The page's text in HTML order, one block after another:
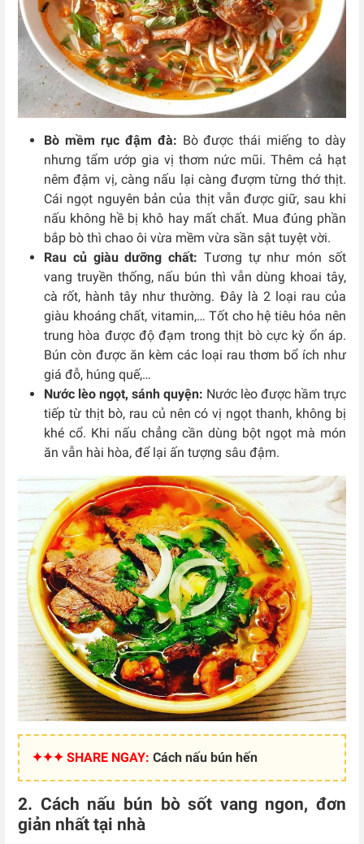
Bò mềm rục đậm đà: Bò được thái miếng to dày
nhưng tẩm ướp gia vị thơm nức mũi. Thêm cả hạt
nêm đậm vị, càng nấu lại càng đượm từng thớ thịt.
Cái ngọt nguyên bản của thịt vẫn được giữ, sau khi
nấu không hề bị khô hay mất chất. Mua đúng phần
bắp bò thì chao ôi vừa mềm vừa sần sật tuyệt vời.
Rau củ giàu dưỡng chất: Tương tự như món sốt
vang truyền thống, nấu bún thì vẫn dùng khoai tây,
cà rốt, hành tây như thường. Đây là 2 loại rau của
giàu khoáng chất, vitamin,… Tốt cho hệ tiêu hóa nên
trung hòa được độ đạm trong thịt bò cực kỳ ổn áp.
Bún còn được ăn kèm các loại rau thơm bổ ích như
giá đỗ, húng quế,…
Nước lèo ngọt, sánh quyện: Nước lèo được hầm trực
tiếp từ thịt bò, rau củ nên có vị ngọt thanh, không bị
khé cổ. Khi nấu chẳng cần dùng bột ngọt mà món
ăn vẫn hài hòa, để lại ấn tượng sâu đậm.
✦✦✦ SHARE NGAY: Cách nấu bún hến
2. Cách nấu bún bò sốt vang ngon, đơn
giản nhất tại nhà